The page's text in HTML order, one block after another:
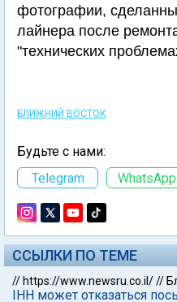
фотографии,
лайнера после
"технических
БЛИЖНИЙ ВОСТОК
Будьте с нами:
Telegram
WhatsApp
ССЫЛКИ ПО ТЕМЕ
// https://www.newsru.co.il///
IHH может отказаться